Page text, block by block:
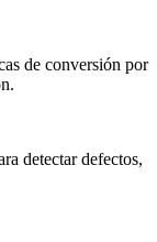
de conversión por
detectar defectos,